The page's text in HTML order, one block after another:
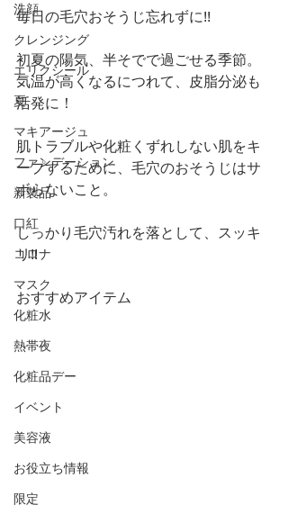
洗顔
クレンジング
エリクシール
夏
マキアージュ
ファンデーション
新製品
口紅
コロナ
マスク
化粧水
熱帯夜
化粧品デー
イベント
美容液
お役立ち情報
限定
毎日の毛穴おそうじ忘れずに!!
初夏の陽気、半そでで過ごせる季節。
気温が高くなるにつれて、皮脂分泌も
活発に！
肌トラブルや化粧くずれしない肌をキ
ープするために、毛穴のおそうじはサ
ボらないこと。
しっかり毛穴汚れを落として、スッキ
リ!!
おすすめアイテム